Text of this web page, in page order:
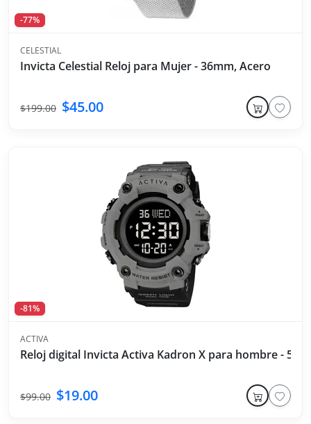
-77%
CELESTIAL
Invicta Celestial Reloj para Mujer - 36mm, Acero
$199.00 $45.00
-81%
ACTIVA
Reloj digital Invicta Activa Kadron X para hombre -
$99.00 $19.00